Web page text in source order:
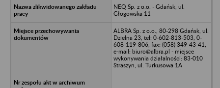
NEQ Sp. z o.o. - Gdańsk, ul.
Głogowska 11
ALBRA Sp. z o.o., 80-298 Gdańsk, ul.
Dzielna 23, tel: 0-602-813-503, 0-
608-119-806, fax: (058) 349-43-41,
e-mail: biuro@albra.pl - miejsce
wykonywania działalności: 83-010
Straszyn, ul. Turkusowa 1A